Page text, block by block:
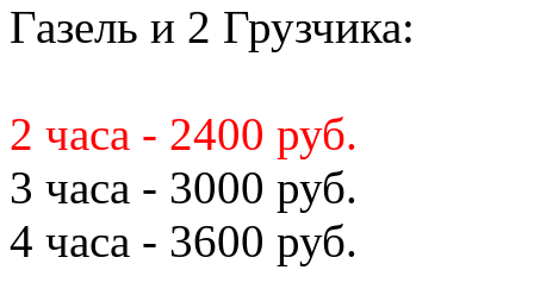
Газель и 2 Грузчика:
2 часа - 2400 руб.
3 часа - 3000 руб.
4 часа - 3600 руб.